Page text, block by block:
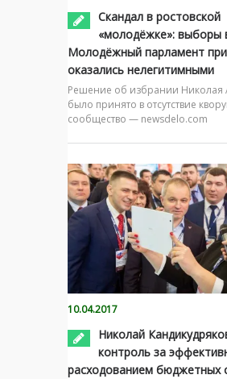
Скандал в ростовской
«молодёжке»: выборы
Молодёжный парламент
оказались нелегитимными
Решение об избрании Николая
было принято в отсутствие
сообщество — newsdelo.com
10.04.2017
Николай
контроль за
расходованием бюджетных